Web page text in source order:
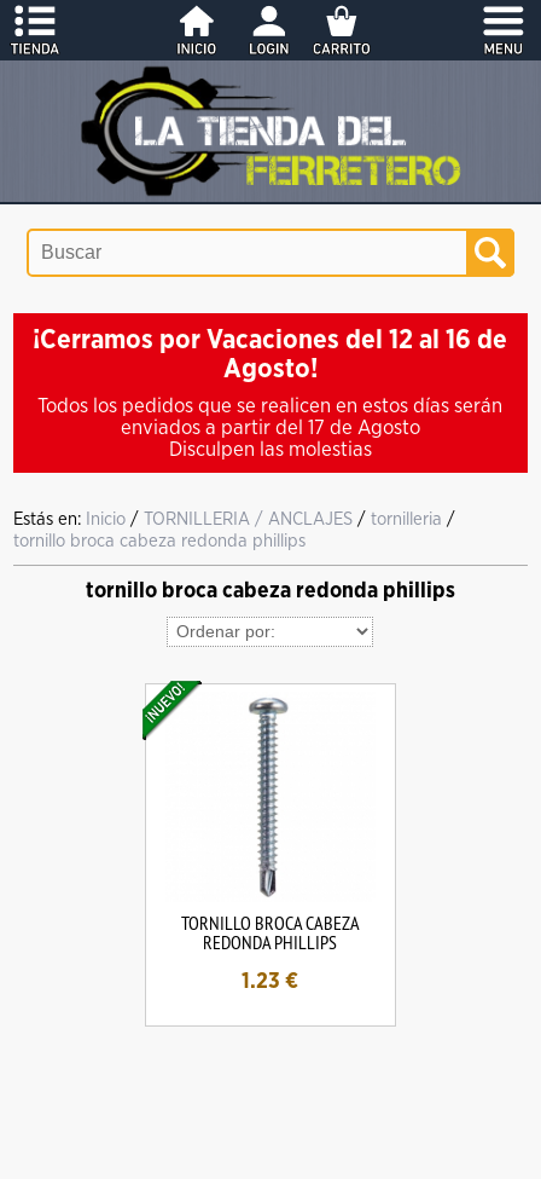
¡Cerramos por Vacaciones del 12 al 16 de
Agosto!
Todos los pedidos que se realicen en estos días serán
enviados a partir del 17 de Agosto
Disculpen las molestias
Estás en: Inicio /TORNILLERIA / ANCLAJES /tornilleria /
tornillo broca cabeza redonda phillips
tornillo broca cabeza redonda phillips
TORNILLO BROCA CABEZA
REDONDA PHILLIPS
1.23 €